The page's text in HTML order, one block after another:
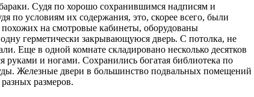
Судя по хорошо сохранившимся надписям и
условиям их содержания, это, скорее всего, были
на смотровые кабинеты, оборудованы
герметически закрывающуюся дверь. С потолка, не
Еще в одной комнате складировано несколько десятков
и ногами. Сохранились богатая библиотека по
Железные двери в большинство подвальных помещений
размеров.